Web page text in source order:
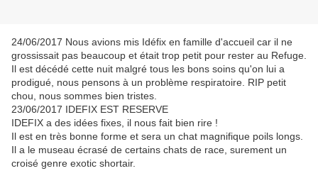
24/06/2017 Nous avions mis Idéfix en famille d'accueil car il ne
grossissait pas beaucoup et était trop petit pour rester au Refuge.
Il est décédé cette nuit malgré tous les bons soins qu'on lui a
prodigué, nous pensons à un problème respiratoire. RIP petit
chou, nous sommes bien tristes.
23/06/2017 IDEFIX EST RESERVE
IDEFIX a des idées fixes, il nous fait bien rire !
Il est en très bonne forme et sera un chat magnifique poils longs.
Il a le museau écrasé de certains chats de race, surement un
croisé genre exotic shortair.